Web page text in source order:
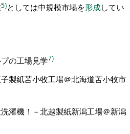
5)と しては中規模市場を形成してい
の工場見学7)
製紙苫小牧工場＠北海道苫小牧市
濯機！－北越製紙新潟工場＠新潟